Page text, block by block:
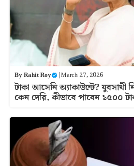
ByRahit Roy |March 27, 2026
টাকা আসেনি অ্যাকাউন্টে?
কেন দেরি, কীভাবে পাবেন ১৫০০